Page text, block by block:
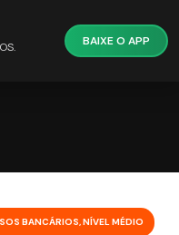
BANCÁRIOS,NÍVEL MÉDIO
BAIXE O APP